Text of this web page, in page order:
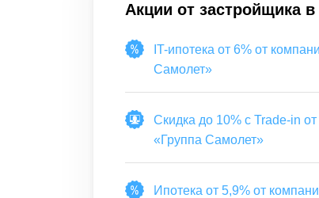
Акции от застройщика в
IT-ипотека от 6% от
Самолет»
Скидка до 10% с Trade-in
«Группа Самолет»
Ипотека от 5,9% от